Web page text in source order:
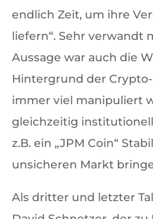
endlich Zeit, um ihre
liefern“. Sehr verwandt
Aussage war auch die
Hintergrund der
immer viel manipuliert
gleichzeitig
z.B. ein „JPM Coin“
unsicheren Markt
Als dritter und letzter